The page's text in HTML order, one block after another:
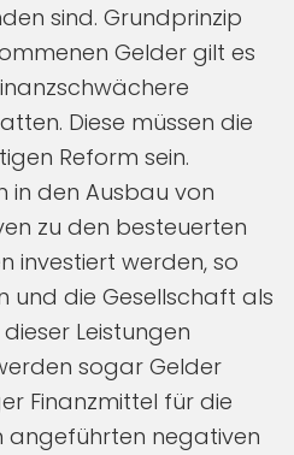
sind. Grundprinzip
Gelder gilt es
Diese müssen die
Reform sein.
in den Ausbau von
zu den besteuerten
investiert werden, so
und die Gesellschaft als
Leistungen
sogar Gelder
Finanzmittel für die
angeführten negativen